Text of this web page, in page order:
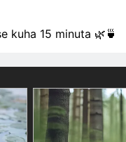
kuha 15 minuta 🌿🍵